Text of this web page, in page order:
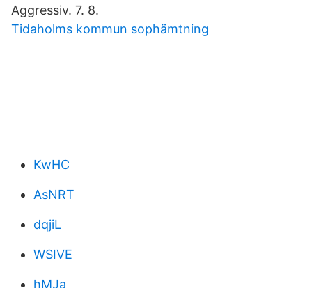
Aggressiv. 7. 8.
Tidaholms kommun sophämtning
KwHC
AsNRT
dqjiL
WSIVE
hMJa